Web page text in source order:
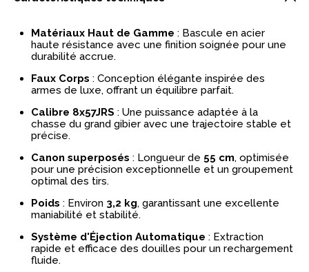
Matériaux Haut de Gamme : Bascule en acier
haute résistance avec une finition soignée pour une
durabilité accrue.
Faux Corps : Conception élégante inspirée des
armes de luxe, offrant un équilibre parfait.
Calibre 8x57JRS : Une puissance adaptée à la
chasse du grand gibier avec une trajectoire stable et
précise.
Canon superposés : Longueur de 55 cm, optimisée
pour une précision exceptionnelle et un groupement
optimal des tirs.
Poids : Environ 3,2 kg, garantissant une excellente
maniabilité et stabilité.
Système d'Éjection Automatique : Extraction
rapide et efficace des douilles pour un rechargement
fluide.